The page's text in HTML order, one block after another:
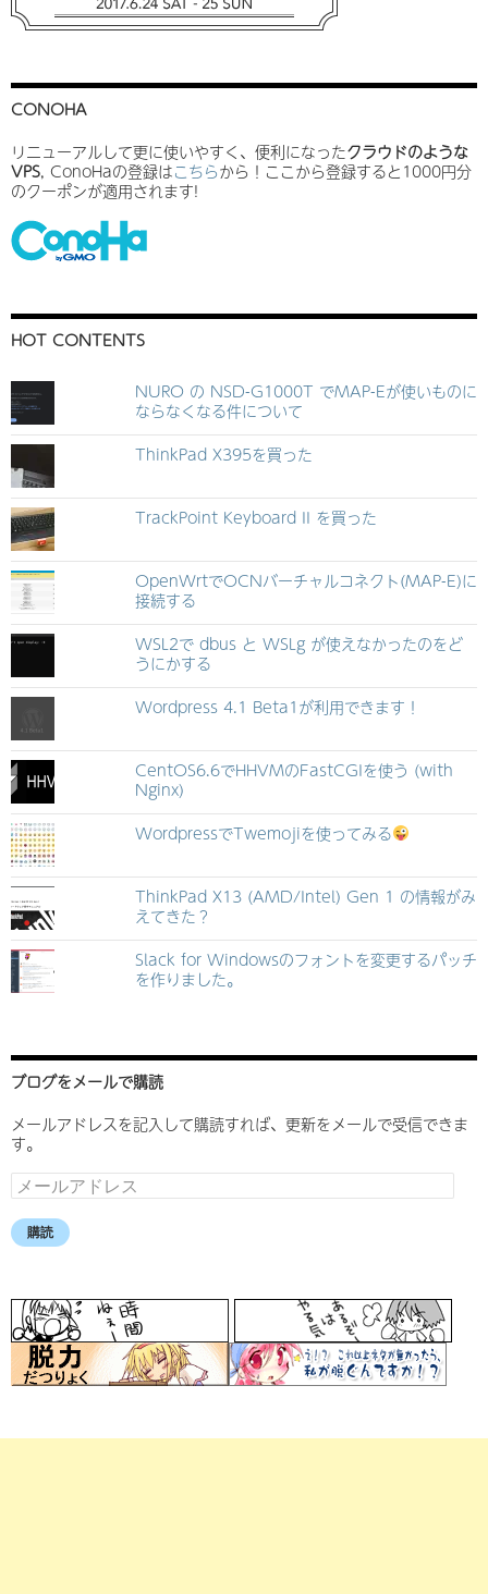
CONOHA
リニューアルして更に使いやすく、便利になったクラウドのような
VPS, ConoHaの登録はこちらから！ここから登録すると1000円分
のクーポンが適用されます!
HOT CONTENTS
NURO の NSD-G1000T でMAP-Eが使いものに
ならなくなる件について
ThinkPad X395を買った
TrackPoint Keyboard II を買った
OpenWrtでOCNバーチャルコネクト(MAP-E)に
接続する
WSL2で dbus と WSLg が使えなかったのをど
うにかする
Wordpress 4.1 Beta1が利用できます！
CentOS6.6でHHVMのFastCGIを使う (with
Nginx)
WordpressでTwemojiを使ってみる
ThinkPad X13 (AMD/Intel) Gen 1 の情報がみ
えてきた？
Slack for Windowsのフォントを変更するパッチ
を作りました。
ブログをメールで購読
メールアドレスを記入して購読すれば、更新をメールで受信できま
す。
メ
ー
ル
ア
ス
購読